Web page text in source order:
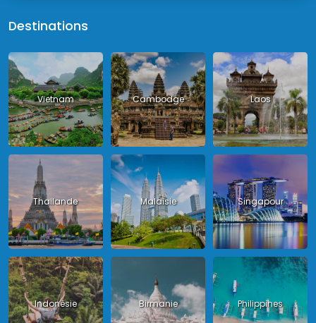
Destinations
Vietnam Cambodge Laos
Thailande Malaisie Singapour
Indonésie Birmanie Philippines